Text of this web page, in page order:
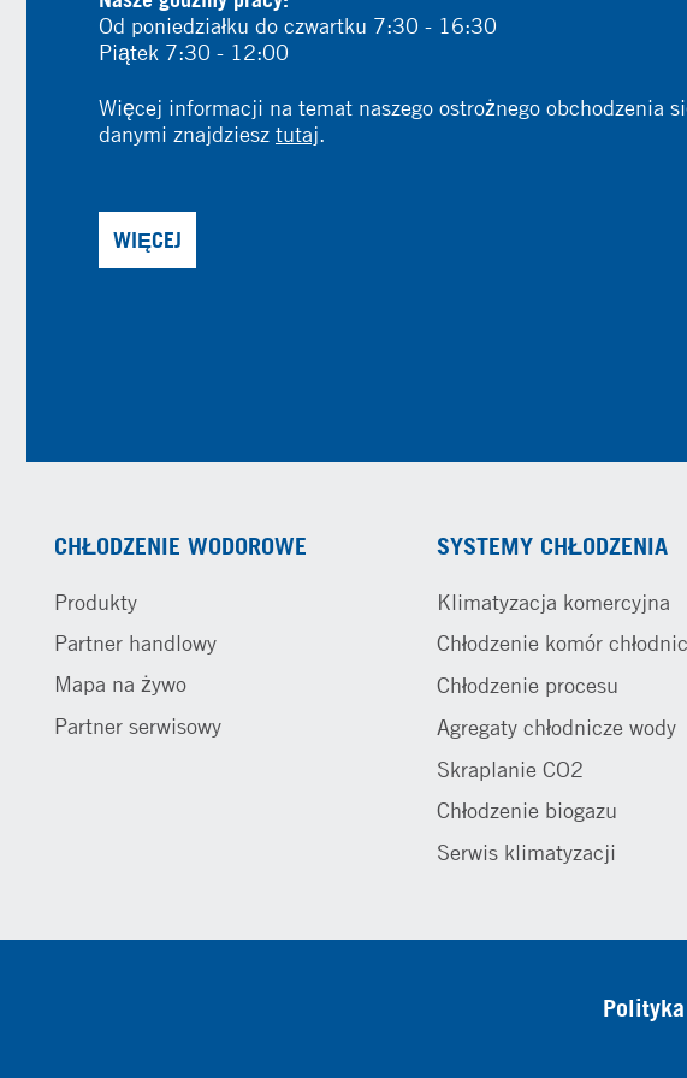
Od poniedziałku do czwartku 7:30 - 16:30
Piątek 7:30 - 12:00
Więcej informacji na temat naszego ostrożnego obchodzenia
danymi znajdziesz tutaj.
WIĘCEJ
CHŁODZENIE WODOROWE
Produkty
Partner handlowy
Mapa na żywo
Partner serwisowy
SYSTEMY CHŁODZENIA
Klimatyzacja komercyjna
Chłodzenie komór
Chłodzenie procesu
Agregaty chłodnicze wody
Skraplanie CO2
Chłodzenie biogazu
Serwis klimatyzacji